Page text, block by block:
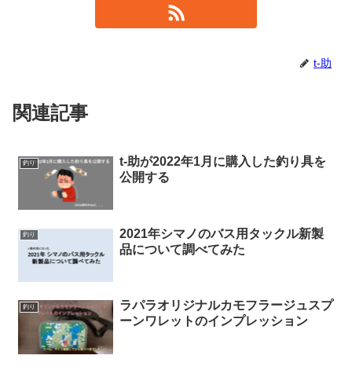
t-助
関連記事
釣り
t-助が2022年1月に購入した釣り具を
公開する
釣り
2021年シマノのバス用タックル新製
品について調べてみた
釣り
ラパラオリジナルカモフラージュスプ
ーンワレットのインプレッション